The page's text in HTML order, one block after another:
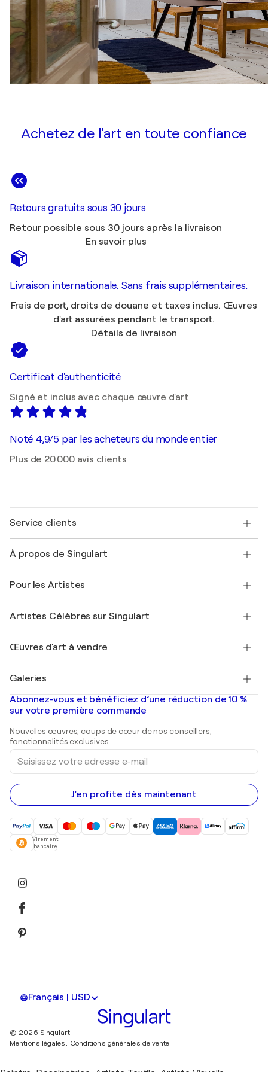
Achetez de l'art en toute confiance
Retours gratuits sous 30 jours
Retour possible sous 30 jours après la livraison
En savoir plus
Livraison internationale. Sans frais supplémentaires.
Frais de port, droits de douane et taxes inclus. Œuvres
d'art assurées pendant le transport.
Détails de livraison
Certificat d'authenticité
Signé et inclus avec chaque œuvre d'art
Noté 4,9/5 par les acheteurs du monde entier
Plus de 20 000 avis clients
Service clients
Expédition
Offrir une carte cadeau
Rejoignez notre programme commercial
Mon compte
+33 1 76 44 06 42
À propos de Singulart
FAQ
Magazine Singulart
Emplois
Découvrez une sélection d'art original
Pour les Artistes
Se connecter en tant qu'Artiste
Artistes Célèbres sur Singulart
Marc Chagall
Banksy
Mr. Brainwash
Shepard Fairey
Œuvres d'art à vendre
Tableaux abstraits à vendre
Peintures de paysage
Estampes
Peintures acryliques
Galeries
Galeries d'art en France
Galeries d'art en Belgique
Abonnez-vous et bénéficiez d’une réduction de 10 %
sur votre première commande
Nouvelles œuvres, coups de cœur de nos conseillers,
fonctionnalités exclusives.
Saisissez
votre
adresse
e-
mail
J'en profite dès maintenant
Virement
bancaire
Français | USD
© 2026 Singulart
Mentions légales. Conditions générales de vente